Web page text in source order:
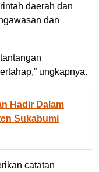
daerah dan
dan
ungkapnya.
Hadir Dalam
Sukabumi
catatan